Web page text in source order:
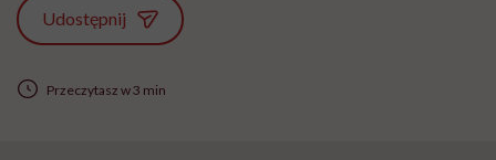
Udostępnij
Przeczytasz w 3 min